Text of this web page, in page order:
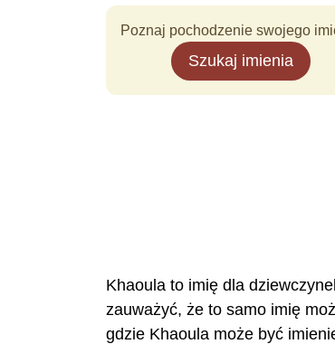
Poznaj pochodzenie swojego
Szukaj imienia
Khaoula to imię dla
zauważyć, że to samo imię
gdzie Khaoula może być